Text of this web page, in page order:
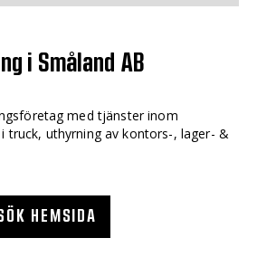
i Småland AB
med tjänster inom
truck, uthyrning av kontors-, lager- &
HEMSIDA